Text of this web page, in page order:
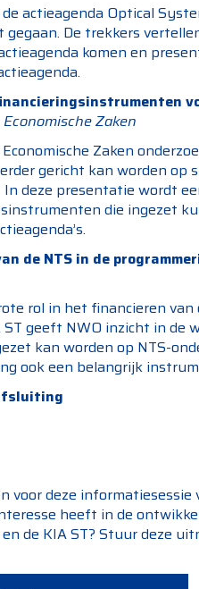
actieagenda Optical
De trekkers
komen en
Zaken
Zaken
gericht kan worden op
In deze presentatie wordt
die ingezet
de NTS in de
rol in het financieren van
geeft NWO inzicht in de
kan worden op NTS-
ook een belangrijk
voor deze
heeft in de
de KIA ST? Stuur deze